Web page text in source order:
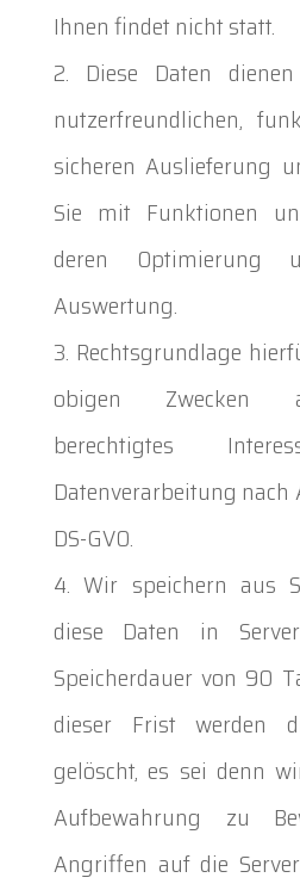
Ihnen findet nicht statt.
Diese Daten
nutzerfreundlichen,
sicheren Auslieferung
Sie mit Funktionen
deren Optimierung
Auswertung.
Rechtsgrundlage
obigen Zwecken
berechtigtes
Datenverarbeitung nach
DS-GVO.
Wir speichern aus
diese Daten in
Speicherdauer von 90
dieser Frist werden
gelöscht, es sei denn
Aufbewahrung zu
Angriffen auf die